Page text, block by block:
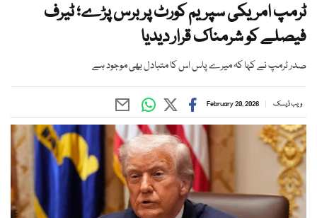
ٹرمپ امریکی سپریم کورٹ پر برس پڑے؛ ٹیرف
فیصلے کو شرمناک قرار دیدیا
صدر ٹرمپ نے کہا کہ میرے پاس اس کا متبادل بھی موجود ہے
ویب ڈیسک February 20, 2026